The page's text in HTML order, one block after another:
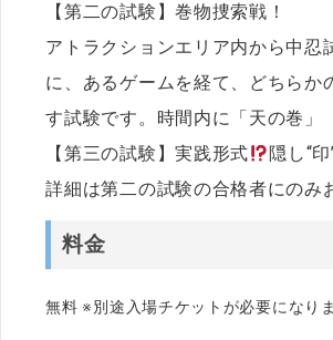
【第二の試験】巻物捜索戦！
アトラクションエリア内から中
に、あるゲームを経て、どちらか
す試験です。時間内に「天の巻」
【第三の試験】実践形式
隠し“
詳細は第二の試験の合格者にのみ
料金
無料 ※別途入場チケットが必要になり